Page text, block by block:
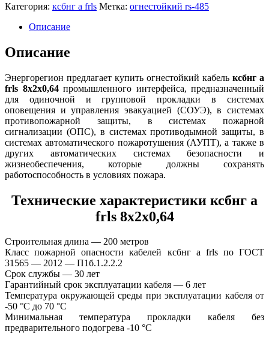
Категория: ксбнг а frls Метка: огнестойкий rs-485
Описание
Описание
Энергорегион предлагает купить огнестойкий кабель ксбнг а
frls 8х2х0,64промышленного интерфейса, предназначенный
для одиночной и групповой прокладки в системах
оповещения и управления эвакуацией (СОУЭ), в системах
противопожарной защиты, в системах пожарной
сигнализации (ОПС), в системах противодымной защиты, в
системах автоматического пожаротушения (АУПТ), а также в
других автоматических системах безопасности и
жизнеобеспечения, которые должны сохранять
работоспособность в условиях пожара.
Технические характеристики ксбнг а
frls 8х2х0,64
Строительная длина — 200 метров
Класс пожарной опасности кабелей ксбнг а frls по ГОСТ
31565 — 2012 — П1б.1.2.2.2
Срок службы — 30 лет
Гарантийный срок эксплуатации кабеля — 6 лет
Температура окружающей среды при эксплуатации кабеля от
-50 °С до 70 °С
Минимальная температура прокладки кабеля без
предварительного подогрева -10 °С